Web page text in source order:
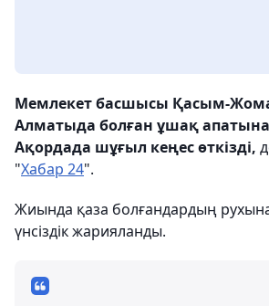
Мемлекет басшысы Қасым-
Алматыда болған ұшақ
Ақордада шұғыл кеңес өткізді,
"Хабар 24".
Жиында қаза болғандардың
үнсіздік жарияланды.